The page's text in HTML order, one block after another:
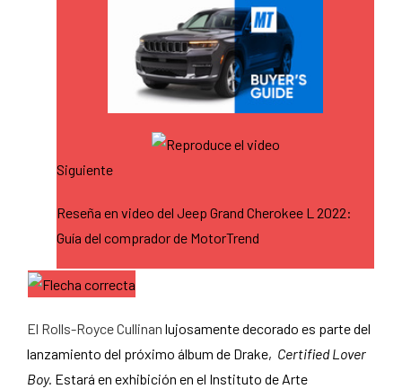
Siguiente
Reseña en video del Jeep Grand Cherokee L 2022:
Guía del comprador de MotorTrend
El Rolls-Royce Cullinan lujosamente decorado es parte del
lanzamiento del próximo álbum de Drake, Certified Lover
Boy. Estará en exhibición en el Instituto de Arte